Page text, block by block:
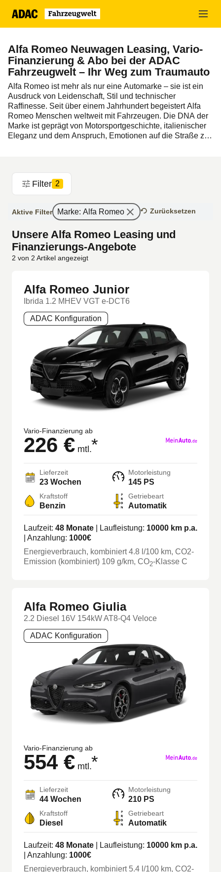
Alfa Romeo Neuwagen Leasing, Vario-
Finanzierung & Abo bei der ADAC
Fahrzeugwelt – Ihr Weg zum Traumauto
Alfa Romeo ist mehr als nur eine Automarke – sie ist ein
Ausdruck von Leidenschaft, Stil und technischer
Raffinesse. Seit über einem Jahrhundert begeistert Alfa
Romeo Menschen weltweit mit Fahrzeugen. Die DNA der
Marke ist geprägt von Motorsportgeschichte, italienischer
Eleganz und dem Anspruch, Emotionen auf die Straße zu
aktuelle Alfa Romeo Neufahrzeuge mit attraktiven
Finanzierungsmöglichkeiten wie
oderAuto-Abo.
Filter 2
Aktive Filter Marke: Alfa Romeo Zurücksetzen
Unsere Alfa Romeo Leasing und
Finanzierungs-Angebote
2 von 2 Artikel angezeigt
Alfa Romeo Junior
Ibrida 1.2 MHEV VGT e-DCT6
ADAC Konfiguration
Vario-Finanzierung ab
226 € mtl.*
Lieferzeit
23 Wochen
Motorleistung
145 PS
Kraftstoff
Benzin
Getriebeart
Automatik
Laufzeit: 48 Monate | Laufleistung: 10000 km p.a.
| Anzahlung: 1000€
Energieverbrauch, kombiniert4.8 l/100 km, CO2-
Emission (kombiniert) 109 g/km, CO2-Klasse C
Alfa Romeo Giulia
2.2 Diesel 16V 154kW AT8-Q4 Veloce
ADAC Konfiguration
Vario-Finanzierung ab
554 € mtl.*
Lieferzeit
44 Wochen
Motorleistung
210 PS
Kraftstoff
Diesel
Getriebeart
Automatik
Laufzeit: 48 Monate | Laufleistung: 10000 km p.a.
| Anzahlung: 1000€
Energieverbrauch, kombiniert 5.4 l/100 km, CO2-